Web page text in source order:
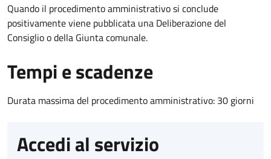
Quando il procedimento amministrativo si conclude
positivamente viene pubblicata una Deliberazione del
Consiglio o della Giunta comunale.
Tempi e scadenze
Durata massima del procedimento amministrativo: 30 giorni
Accedi al servizio